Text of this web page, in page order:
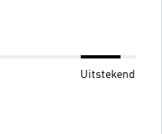
Uitstekend